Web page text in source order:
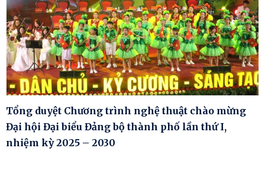
Tổng duyệt Chương trình nghệ thuật chào mừng
Đại hội Đại biểu Đảng bộ thành phố lần thứ I,
nhiệm kỳ 2025 – 2030